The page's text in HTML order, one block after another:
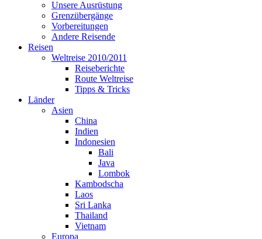
Unsere Ausrüstung
Grenzübergänge
Vorbereitungen
Andere Reisende
Reisen
Weltreise 2010/2011
Reiseberichte
Route Weltreise
Tipps & Tricks
Länder
Asien
China
Indien
Indonesien
Bali
Java
Lombok
Kambodscha
Laos
Sri Lanka
Thailand
Vietnam
Europa